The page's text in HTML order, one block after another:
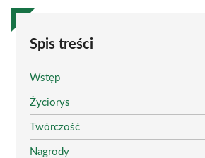
Spis treści
Wstęp
Życiorys
Twórczość
Nagrody